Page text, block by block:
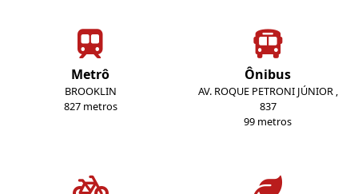
Metrô
BROOKLIN
827 metros
Ônibus
AV. ROQUE PETRONI JÚNIOR ,
837
99 metros